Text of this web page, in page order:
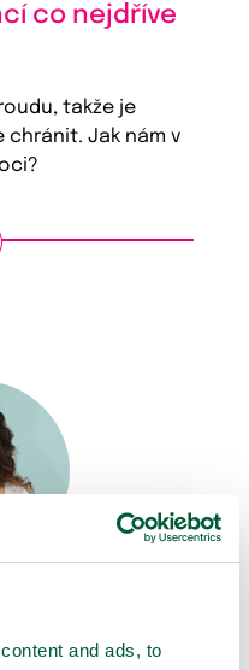
and ads, to
co nejdříve
takže je
chránit. Jak nám v
v krku